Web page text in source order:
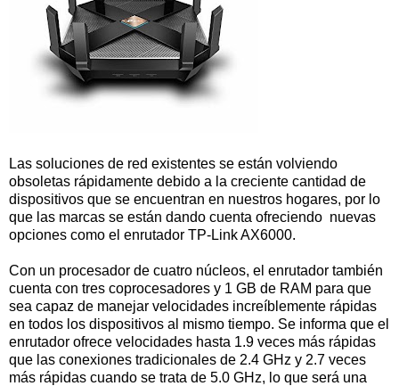
Las soluciones de red existentes se están volviendo
obsoletas rápidamente debido a la creciente cantidad de
dispositivos que se encuentran en nuestros hogares, por lo
que las marcas se están dando cuenta ofreciendo nuevas
opciones como el enrutador TP-Link AX6000.
Con un procesador de cuatro núcleos, el enrutador también
cuenta con tres coprocesadores y 1 GB de RAM para que
sea capaz de manejar velocidades increíblemente rápidas
en todos los dispositivos al mismo tiempo. Se informa que el
enrutador ofrece velocidades hasta 1.9 veces más rápidas
que las conexiones tradicionales de 2.4 GHz y 2.7 veces
más rápidas cuando se trata de 5.0 GHz, lo que será una